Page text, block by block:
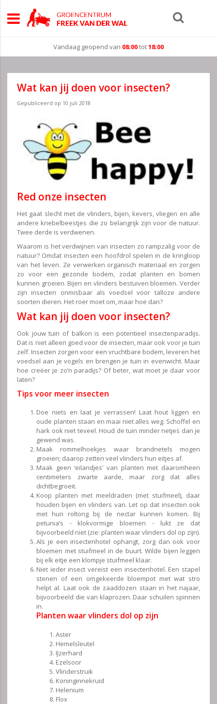
Vandaag geopend van 08:00tot18:00
Wat kan jij doen voor insecten?
Gepubliceerd op 10 juli 2018
Red onze insecten
Het gaat slecht met de vlinders, bijen, kevers, vliegen en alle
andere kriebelbeestjes die zo belangrijk zijn voor de natuur.
Twee derde is verdwenen.
Waarom is het verdwijnen van insecten zo rampzalig voor de
natuur? Omdat insecten een hoofdrol spelen in de kringloop
van het leven. Ze verwerken organisch materiaal en zorgen
zo voor een gezonde bodem, zodat planten en bomen
kunnen groeien. Bijen en vlinders bestuiven bloemen. Verder
zijn insecten onmisbaar als voedsel voor talloze andere
soorten dieren. Het roer moet om, maar hoe dan?
Wat kan jij doen voor insecten?
Ook jouw tuin of balkon is een potentieel insectenparadijs.
Dat is niet alleen goed voor de insecten, maar ook voor je tuin
zelf. Insecten zorgen voor een vruchtbare bodem, leveren het
voedsel aan je vogels en brengen je tuin in evenwicht. Maar
hoe creëer je zo’n paradijs? Of beter, wat moet je daar voor
laten?
Tips voor meer insecten
Doe niets en laat je verrassen! Laat hout liggen en
oude planten staan en maai niet alles weg. Schoffel en
hark ook niet teveel. Houd de tuin minder netjes dan je
gewend was.
Maak rommelhoekjes waar brandnetels mogen
groeien; daarop zetten veel vlinders hun eitjes af.
Maak geen ‘eilandjes’ van planten met daaromheen
centimeters zwarte aarde, maar zorg dat alles
dichtbegroeit.
Koop planten met meeldraden (met stuifmeel), daar
houden bijen en vlinders van. Let op dat insecten ook
met hun roltong bij de nectar kunnen komen. Bij
petunia’s - klokvormige bloemen - lukt ze dat
bijvoorbeeld niet (zie: planten waar vlinders dol op zijn).
Als je een insectenhotel ophangt, zorg dan ook voor
bloemen met stuifmeel in de buurt. Wilde bijen leggen
bij elk eitje een klompje stuifmeel klaar.
Niet ieder insect vereist een insectenhotel. Een stapel
stenen of een omgekeerde bloempot met wat stro
helpt al. Laat ook de zaaddozen staan in het najaar,
bijvoorbeeld die van klaprozen. Daar schuilen spinnen
in.
Planten waar vlinders dol op zijn
Aster
Hemelsleutel
IJzerhard
Ezelsoor
Vlinderstruik
Koninginnekruid
Helenium
Flox